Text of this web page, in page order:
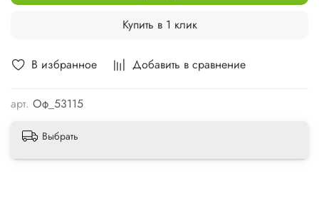
В избранное Добавить в сравнение
арт. Оф_53115
Купить в 1 клик
Выбрать